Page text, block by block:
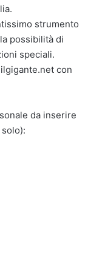
strumento
possibilità di
speciali.
con
da inserire